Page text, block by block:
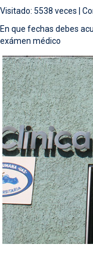
Visitado: 5538 veces |
En que fechas debes
exámen médico